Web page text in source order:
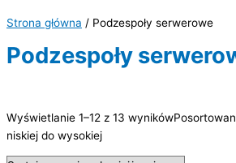
Strona główna / Podzespoły serwerowe
Podzespoły
Price filter
Wyświetlanie 1–12 z 13 wyników
niskiej do wysokiej